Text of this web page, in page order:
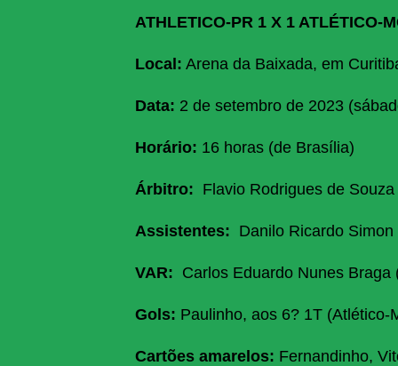
ATHLETICO-PR 1 X 1 ATLÉTICO-
Local: Arena da Baixada, em
Data: 2 de setembro de 2023
Horário: 16 horas (de Brasília)
Árbitro: Flavio Rodrigues de Souza
Assistentes: Danilo Ricardo
VAR: Carlos Eduardo Nunes Braga
Gols: Paulinho, aos 6? 1T (Atlético-
Cartões amarelos: Fernandinho,